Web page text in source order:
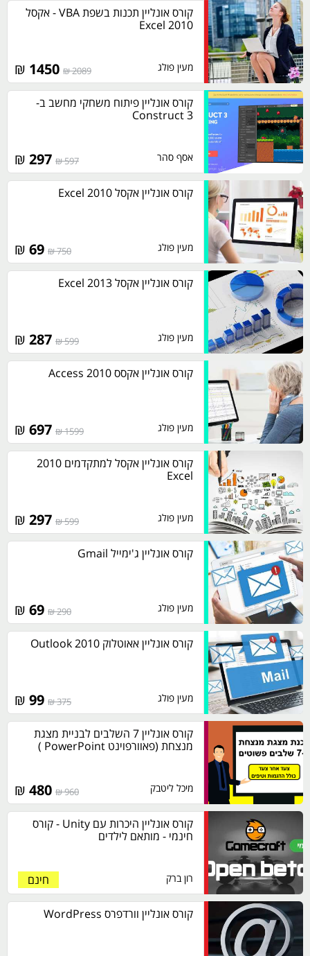
קורס אונליין תכנות בשפת VBA - אקסל
2010 Excel
מעין פולג 2089 ₪
₪
קורס אונליין פיתוח משחקי מחשב ב-
Construct 3
אסף סהר 597 ₪
₪
קורס אונליין אקסל 2010 Excel
מעין פולג 750 ₪
₪
קורס אונליין אקסל 2013 Excel
מעין פולג 599 ₪
₪
קורס אונליין אקסס 2010 Access
מעין פולג 1599 ₪
₪
קורס אונליין אקסל למתקדמים 2010
Excel
מעין פולג 599 ₪
₪
קורס אונליין ג'ימייל Gmail
מעין פולג 290 ₪
₪
קורס אונליין אאוטלוק 2010 Outlook
מעין פולג 375 ₪
₪
קורס אונליין 7 השלבים לבניית מצגת
מנצחת (פאוורפוינט PowerPoint )
מיכל ליטבק 960 ₪
₪
קורס אונליין היכרות עם Unity - קורס
חינמי - מותאם לילדים
רון ברק חינם
קורס אונליין וורדפרס WordPress